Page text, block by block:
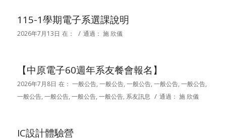
115-1學期電子系選課說明
2026年7月13日 在： / 通過： 施 欣儀
【中原電子60週年系友餐會報名】
2026年7月8日 在： 一般公告, 一般公告, 一般公告, 一般公告, 一般公告,
一般公告, 一般公告, 一般公告, 一般公告, 系友訊息 / 通過： 施 欣儀
IC設計體驗營